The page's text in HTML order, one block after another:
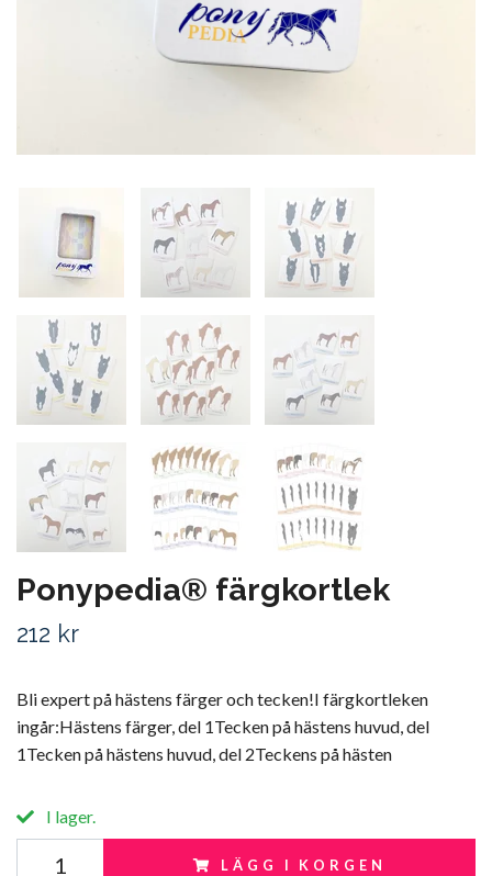
Ponypedia® färgkortlek
212 kr
Bli expert på hästens färger och tecken!I färgkortleken
ingår:Hästens färger, del 1Tecken på hästens huvud, del
1Tecken på hästens huvud, del 2Teckens på hästen
I lager.
LÄGG I KORGEN